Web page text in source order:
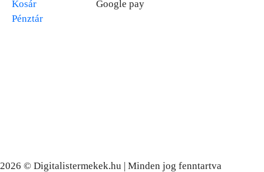
Kosár
Pénztár
Google pay
2026 © Digitalistermekek.hu | Minden jog fenntartva